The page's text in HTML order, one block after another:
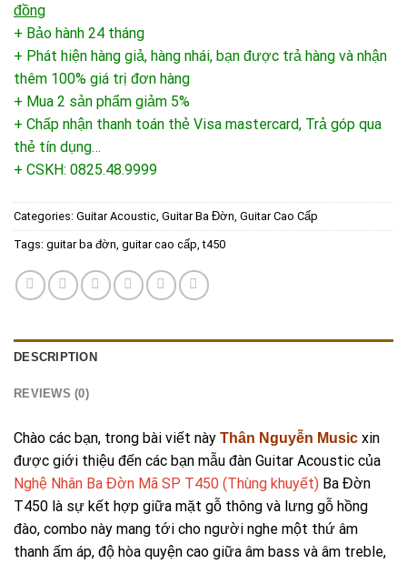
đồng
+ Bảo hành 24 tháng
+ Phát hiện hàng giả, hàng nhái, bạn được trả hàng và nhận
thêm 100% giá trị đơn hàng
+ Mua 2 sản phẩm giảm 5%
+ Chấp nhận thanh toán thẻ Visa mastercard, Trả góp qua
thẻ tín dụng…
+ CSKH: 0825.48.9999
Categories: Guitar Acoustic Guitar Ba Đờn Guitar Cao Cấp
Tags: guitar ba đờn guitar cao cấp ,t450
DESCRIPTION
REVIEWS (0)
Chào các bạn, trong bài viết này Thân Nguyễn Music xin
được giới thiệu đến các bạn mẫu đàn Guitar Acoustic của
Nghệ Nhân Ba Đờn Mã SP T450 (Thùng khuyết) Ba Đờn
T450 là sự kết hợp giữa mặt gỗ thông và lưng gỗ hồng
đào, combo này mang tới cho người nghe một thứ âm
thanh ấm áp, độ hòa quyện cao giữa âm bass và âm treble,